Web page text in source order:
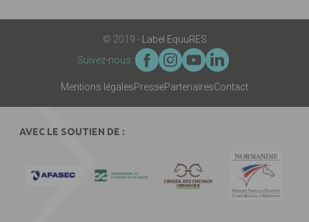
© 2019 -
Label EquuRES
Suivez-nous :
Mentions légalesPressePartenairesContact
AVEC LE SOUTIEN DE :